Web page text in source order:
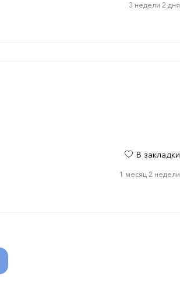
3 недели 2 дня
В закладки
1 месяц 2 недели